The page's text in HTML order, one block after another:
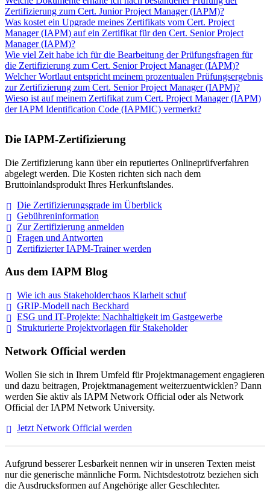
Zertifizierung zum Cert. Junior Project Manager (IAPM)?
Was kostet ein Upgrade meines Zertifikats vom Cert. Project
Manager (IAPM) auf ein Zertifikat für den Cert. Senior Project
Manager (IAPM)?
Wie viel Zeit habe ich für die Bearbeitung der Prüfungsfragen für
die Zertifizierung zum Cert. Senior Project Manager (IAPM)?
Welcher Wortlaut entspricht meinem prozentualen Prüfungsergebnis
zur Zertifizierung zum Cert. Senior Project Manager (IAPM)?
Wieso ist auf meinem Zertifikat zum Cert. Project Manager (IAPM)
der IAPM Identification Code (IAPMIC) vermerkt?
Die IAPM-Zertifizierung
Die Zertifizierung kann über ein reputiertes Onlineprüfverfahren
abgelegt werden. Die Kosten richten sich nach dem
Bruttoinlandsprodukt Ihres Herkunftslandes.
Die Zertifizierungsgrade im Überblick
Gebühreninformation
Zur Zertifizierung anmelden
Fragen und Antworten
Zertifizierter IAPM-Trainerwerden
Aus dem IAPM Blog
Wie ich aus Stakeholderchaos Klarheit schuf
GRIP-Modell nach Beckhard
ESG und IT-Projekte: Nachhaltigkeit im Gastgewerbe
Strukturierte Projektvorlagen für Stakeholder
Network Official werden
Wollen Sie sich in Ihrem Umfeld für Projektmanagement engagieren
und dazu beitragen, Projektmanagement weiterzuentwicklen? Dann
werden Sie aktiv als IAPM Network Official oder als Network
Official der IAPM Network University.
Jetzt Network Official werden
Aufgrund besserer Lesbarkeit nennen wir in unseren Texten meist
nur die generische männliche Form. Nichtsdestotrotz beziehen sich
die Ausdrucksformen auf Angehörige aller Geschlechter.